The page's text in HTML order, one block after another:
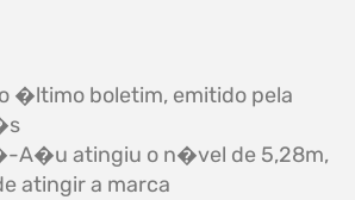
�ltimo boletim, emitido pela
A�u atingiu o n�vel de 5,28m,
atingir a marca